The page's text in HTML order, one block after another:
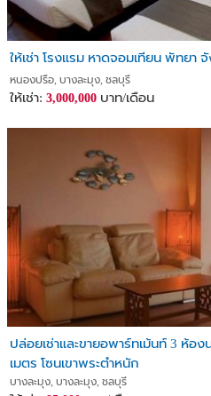
ให้เช่า โรงแรม หาดจอมเทียน พัทยา
หนองปรือ, บางละมุง, ชลบุรี
ให้เช่า: 3,000,000 บาท/เดือน
ปล่อยเช่าและขายอพาร์ทเม้นท์ 3 ห้อ
เมตร โซนเขาพระตำหนัก
บางละมุง, บางละมุง, ชลบุรี